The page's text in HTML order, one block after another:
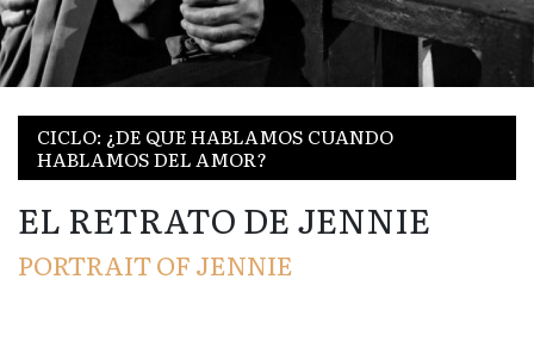
CICLO: ¿DE QUE HABLAMOS CUANDO
HABLAMOS DEL AMOR?
EL RETRATO DE JENNIE
PORTRAIT OF JENNIE